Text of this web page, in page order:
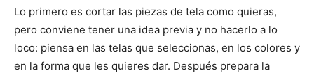
Lo primero es cortar las piezas de tela como quieras,
pero conviene tener una idea previa y no hacerlo a lo
loco: piensa en las telas que seleccionas, en los colores y
en la forma que les quieres dar. Después prepara la